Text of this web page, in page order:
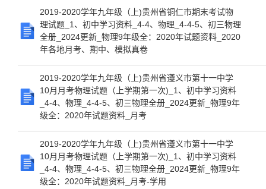
2019-2020学年九年级（上)贵州省铜仁市期末考试物
理试题_1、初中学习资料_4-4、物理_4-4-5、初三物理
全册_2024更新_物理9年级全：2020年试题资料_2020
年各地月考、期中、模拟真卷
2019-2020学年九年级（上)贵州省遵义市第十一中学
10月月考物理试题（上学期第一次)_1、初中学习资料
_4-4、物理_4-4-5、初三物理全册_2024更新_物理9年
级全：2020年试题资料_月考
2019-2020学年九年级（上)贵州省遵义市第十一中学
10月月考物理试题（上学期第一次)_1、初中学习资料
_4-4、物理_4-4-5、初三物理全册_2024更新_物理9年
级全：2020年试题资料_月考-学用